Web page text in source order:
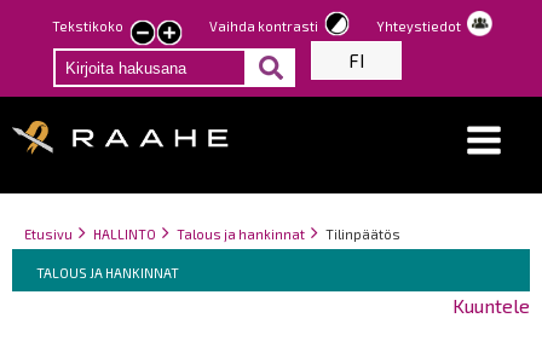
Hyppää
pääsisältöön
Tekstikoko
Pienennä
tekstin
kokoa
Suurenna
tekstin
kokoa
Vaihda kontrasti Yhteystiedot
FI
Breadcrumbs
You
here:
Etusivu HALLINTO Talous ja hankinnat Tilinpäätös
Breadcrumbs
You
are
TALOUS JA HANKINNAT
Kuuntele